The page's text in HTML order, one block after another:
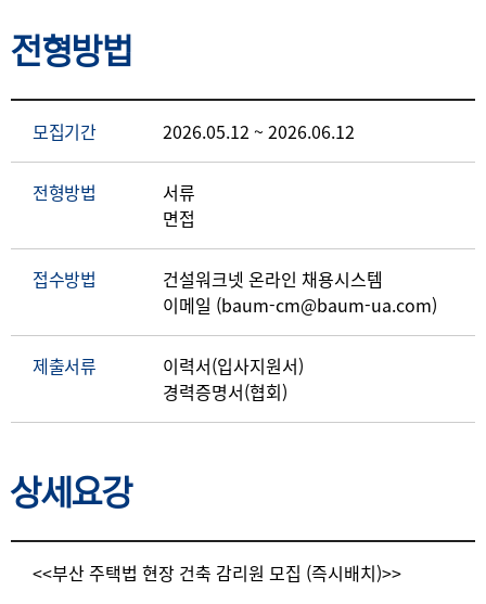
전형방법
모집기간 2026.05.12 ~ 2026.06.12
전형방법
서류
면접
접수방법
건설워크넷 온라인 채용시스템
이메일 (baum-cm@baum-ua.com)
제출서류
이력서(입사지원서)
경력증명서(협회)
상세요강
상세요강
<<부산 주택법 현장 건축 감리원 모집 (즉시배치)>>